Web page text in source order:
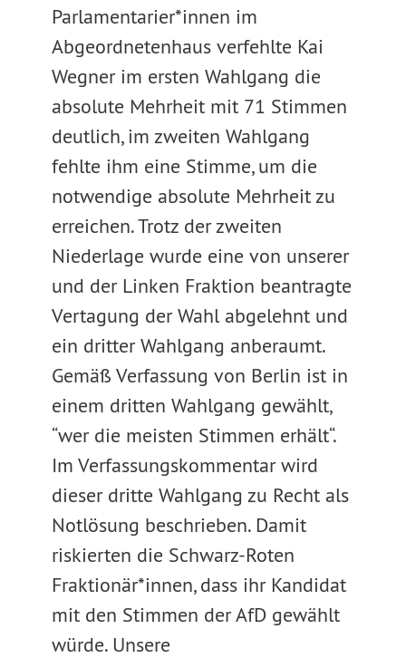
Parlamentarier*innen im
Abgeordnetenhaus verfehlte Kai
Wegner im ersten Wahlgang die
absolute Mehrheit mit 71 Stimmen
deutlich, im zweiten Wahlgang
fehlte ihm eine Stimme, um die
notwendige absolute Mehrheit zu
erreichen. Trotz der zweiten
Niederlage wurde eine von unserer
und der Linken Fraktion beantragte
Vertagung der Wahl abgelehnt und
ein dritter Wahlgang anberaumt.
Gemäß Verfassung von Berlin ist in
einem dritten Wahlgang gewählt,
“wer die meisten Stimmen erhält“.
Im Verfassungskommentar wird
dieser dritte Wahlgang zu Recht als
Notlösung beschrieben. Damit
riskierten die Schwarz-Roten
Fraktionär*innen, dass ihr Kandidat
mit den Stimmen der AfD gewählt
würde. Unsere